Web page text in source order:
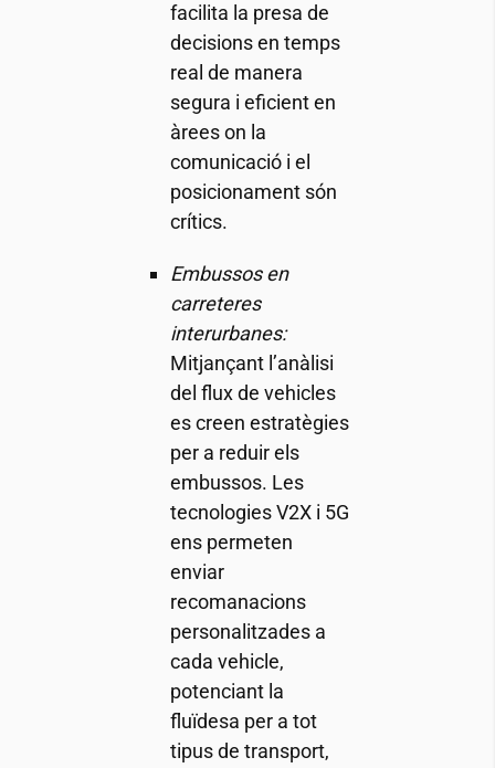
facilita la presa de
decisions en temps
real de manera
segura i eficient en
àrees on la
comunicació i el
posicionament són
crítics.
Embussos en
carreteres
interurbanes:
Mitjançant l’anàlisi
del flux de vehicles
es creen estratègies
per a reduir els
embussos. Les
tecnologies V2X i 5G
ens permeten
enviar
recomanacions
personalitzades a
cada vehicle,
potenciant la
fluïdesa per a tot
tipus de transport,